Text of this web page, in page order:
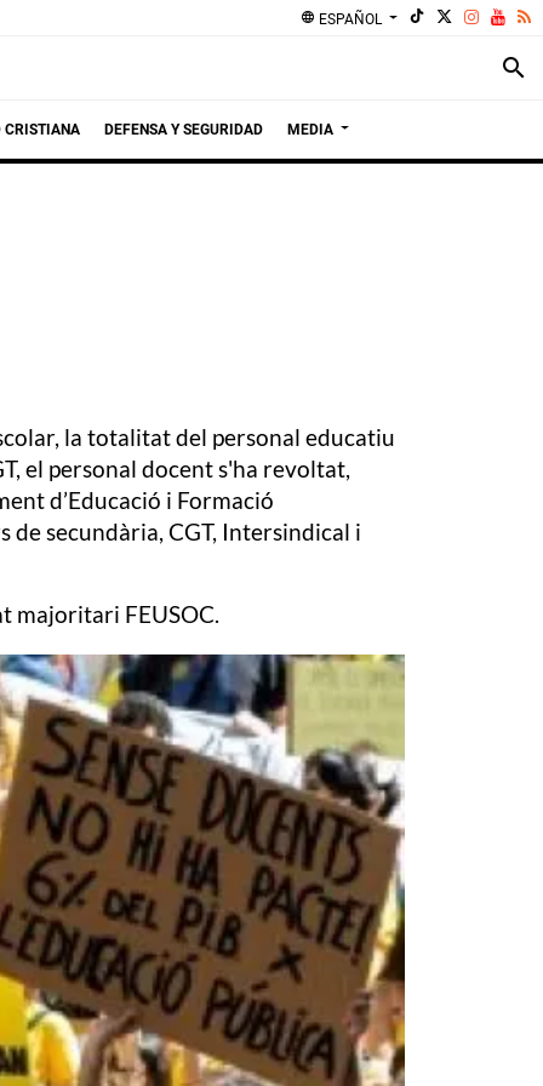
language ESPAÑOL
search
CRISTIANA DEFENSA Y SEGURIDAD MEDIA
la totalitat del personal educatiu
el personal docent s'ha revoltat,
d’Educació i Formació
de secundària, CGT, Intersindical i
majoritari FEUSOC.